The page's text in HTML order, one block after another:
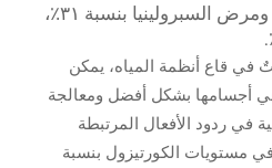
بنسبة ٣١٪،
في قاع أنظمة المياه، يمكن
أجسامها بشكل أفضل ومعالجة
في ردود الأفعال المرتبطة
في مستويات الكورتيزول بنسبة